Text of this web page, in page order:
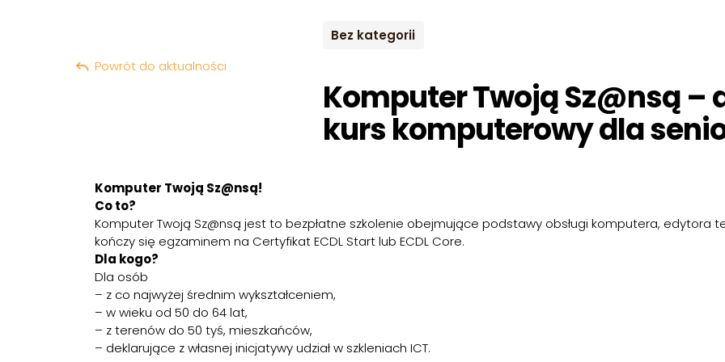
Bez kategorii
Komputer Twoją Sz@nsą –
kurs komputerowy dla
Powrót do aktualności
Komputer Twoją Sz@nsą!
Co to?
Komputer Twoją Sz@nsą jest to bezpłatne szkolenie obejmujące podstawy obsługi komputera, edytora
kończy się egzaminem na Certyfikat ECDL Start lub ECDL Core.
Dla kogo?
Dla osób
– z co najwyżej średnim wykształceniem,
– w wieku od 50 do 64 lat,
– z terenów do 50 tyś, mieszkańców,
– deklarujące z własnej inicjatywy udział w szkleniach ICT.